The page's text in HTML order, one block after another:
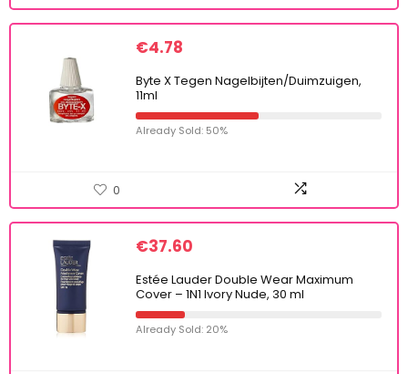
€4.78
Byte X Tegen Nagelbijten/Duimzuigen,
11ml
Already Sold: 50%
0
€37.60
Estée Lauder Double Wear Maximum
Cover – 1N1 Ivory Nude, 30 ml
Already Sold: 20%